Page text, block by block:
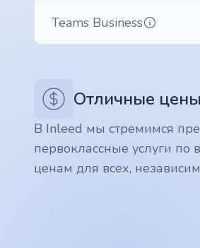
Teams Business
Отличные цены
В Inleed мы стремимся
первоклассные услуги
ценам для всех,